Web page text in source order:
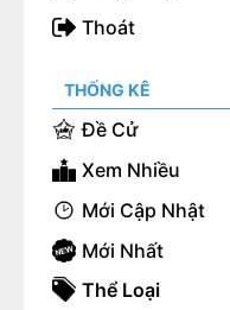
Thoát
THỐNG KÊ
Đề Cử
Xem Nhiều
Mới Cập Nhật
Mới Nhất
Thể Loại